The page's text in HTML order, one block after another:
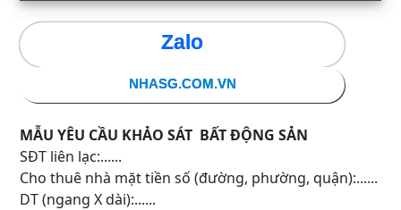
Zalo
NHASG.COM.VN
MẪU YÊU CẦU KHẢO SÁT BẤT ĐỘNG SẢN
SĐT liên lạc:......
Cho thuê nhà mặt tiền số (đường, phường, quận):......
DT (ngang X dài):......